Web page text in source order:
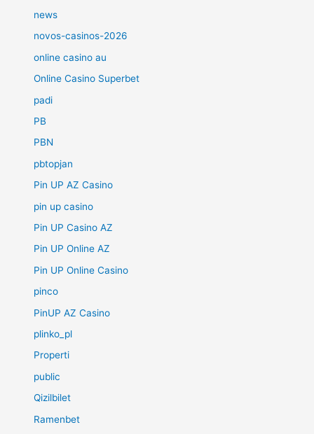
news
novos-casinos-2026
online casino au
Online Casino Superbet
padi
PB
PBN
pbtopjan
Pin UP AZ Casino
pin up casino
Pin UP Casino AZ
Pin UP Online AZ
Pin UP Online Casino
pinco
PinUP AZ Casino
plinko_pl
Properti
public
Qizilbilet
Ramenbet